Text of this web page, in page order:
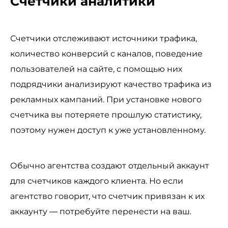
Счетчики отслеживают источники трафика,
количество конверсий с каналов, поведение
пользователей на сайте, с помощью них
подрядчики анализируют качество трафика из
рекламных кампаний. При установке нового
счетчика вы потеряете прошлую статистику,
поэтому нужен доступ к уже установленному.
Обычно агентства создают отдельный аккаунт
для счетчиков каждого клиента. Но если
агентство говорит, что счетчик привязан к их
аккаунту — потребуйте перенести на ваш.